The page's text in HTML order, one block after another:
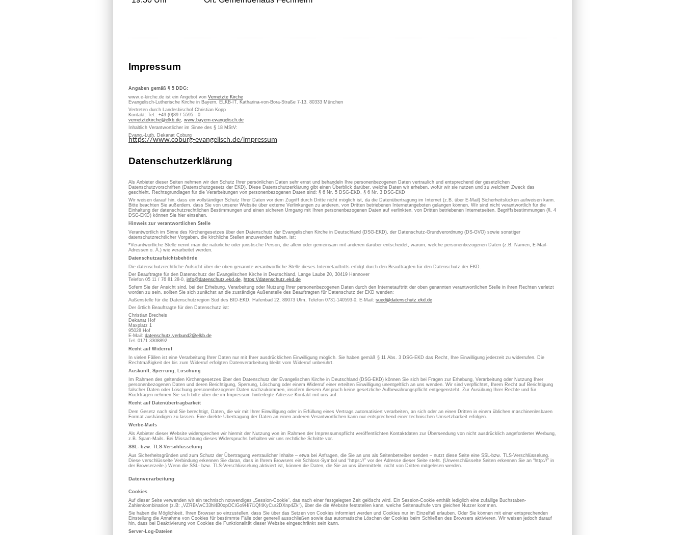
Impressum
Angaben gemäß § 5 DDG:
www.e-kirche.de ist ein Angebot von Vernetzte Kirche
Evangelisch-Lutherische Kirche in Bayern, ELKB-IT, Katharina-von-Bora-Straße 7-13, 80333 München
Vertreten durch Landesbischof Christian Kopp
Kontakt: Tel.: +49 (0)89 / 5595 - 0
vernetztekirche@elkb.de, www.bayern-evangelisch.de
Inhaltlich Verantwortlicher im Sinne des § 18 MStV:
Evang.-Luth. Dekanat Coburg
https://www.coburg-evangelisch.de/impressum
Datenschutzerklärung
Als Anbieter dieser Seiten nehmen wir den Schutz Ihrer persönlichen Daten sehr ernst und behandeln Ihre personenbezogenen Daten vertraulich und entsprechend der gesetzlichen
Datenschutzvorschriften (Datenschutzgesetz der EKD). Diese Datenschutzerklärung gibt einen Überblick darüber, welche Daten wir erheben, wofür wir sie nutzen und zu welchem Zweck das
geschieht. Rechtsgrundlagen für die Verarbeitungen von personenbezogenen Daten sind: § 6 Nr. 5 DSG-EKD, § 6 Nr. 3 DSG-EKD
Wir weisen darauf hin, dass ein vollständiger Schutz Ihrer Daten vor dem Zugriff durch Dritte nicht möglich ist, da die Datenübertragung im Internet (z.B. über E-Mail) Sicherheitslücken aufweisen kann.
Bitte beachten Sie außerdem, dass Sie von unserer Website über externe Verlinkungen zu anderen, von Dritten betriebenen Internetangeboten gelangen können. Wir sind nicht verantwortlich für die
Einhaltung der datenschutzrechtlichen Bestimmungen und einen sicheren Umgang mit Ihren personenbezogenen Daten auf verlinkten, von Dritten betriebenen Internetseiten. Begriffsbestimmungen (§. 4
DSG-EKD) können Sie hier einsehen.
Hinweis zur verantwortlichen Stelle
Verantwortlich im Sinne des Kirchengesetzes über den Datenschutz der Evangelischen Kirche in Deutschland (DSG-EKD), der Datenschutz-Grundverordnung (DS-GVO) sowie sonstiger
datenschutzrechtlicher Vorgaben, die kirchliche Stellen anzuwenden haben, ist:
*Verantwortliche Stelle nennt man die natürliche oder juristische Person, die allein oder gemeinsam mit anderen darüber entscheidet, warum, welche personenbezogenen Daten (z.B. Namen, E-Mail-
Adressen o. Ä.) wie verarbeitet werden.
Datenschutzaufsichtsbehörde
Die datenschutzrechtliche Aufsicht über die oben genannte verantwortliche Stelle dieses Internetauftritts erfolgt durch den Beauftragten für den Datenschutz der EKD.
Der Beauftragte für den Datenschutz der Evangelischen Kirche in Deutschland, Lange Laube 20, 30419 Hannover
Telefon 05 11 / 76 81 28-0, info@datenschutz.ekd.de, https://datenschutz.ekd.de
Sofern Sie der Ansicht sind, bei der Erhebung, Verarbeitung oder Nutzung Ihrer personenbezogenen Daten durch den Internetauftritt der oben genannten verantwortlichen Stelle in ihren Rechten verletzt
worden zu sein, sollten Sie sich zunächst an die zuständige Außenstelle des Beauftragten für Datenschutz der EKD wenden:
Außenstelle für die Datenschutzregion Süd des BfD-EKD, Hafenbad 22, 89073 Ulm, Telefon 0731-140593-0, E-Mail: sued@datenschutz.ekd.de
Der örtlich Beauftragte für den Datenschutz ist:
Christian Brecheis
Dekanat Hof
Maxplatz 1
95028 Hof
E-Mail: datenschutz.verbund2@elkb.de
Tel. 0171 3308892
Recht auf Widerruf
In vielen Fällen ist eine Verarbeitung Ihrer Daten nur mit Ihrer ausdrücklichen Einwilligung möglich. Sie haben gemäß § 11 Abs. 3 DSG-EKD das Recht, Ihre Einwilligung jederzeit zu widerrufen. Die
Rechtmäßigkeit der bis zum Widerruf erfolgten Datenverarbeitung bleibt vom Widerruf unberührt.
Auskunft, Sperrung, Löschung
Im Rahmen des geltenden Kirchengesetzes über den Datenschutz der Evangelischen Kirche in Deutschland (DSG-EKD) können Sie sich bei Fragen zur Erhebung, Verarbeitung oder Nutzung Ihrer
personenbezogenen Daten und deren Berichtigung, Sperrung, Löschung oder einem Widerruf einer erteilten Einwilligung unentgeltlich an uns wenden. Wir sind verpflichtet, Ihrem Recht auf Berichtigung
falscher Daten oder Löschung personenbezogener Daten nachzukommen, insofern diesem Anspruch keine gesetzliche Aufbewahrungspflicht entgegensteht. Zur Ausübung Ihrer Rechte und für
Rückfragen nehmen Sie sich bitte über die im Impressum hinterlegte Adresse Kontakt mit uns auf.
Recht auf Datenübertragbarkeit
Dem Gesetz nach sind Sie berechtigt, Daten, die wir mit Ihrer Einwilligung oder in Erfüllung eines Vertrags automatisiert verarbeiten, an sich oder an einen Dritten in einem üblichen maschinenlesbaren
Format aushändigen zu lassen. Eine direkte Übertragung der Daten an einen anderen Verantwortlichen kann nur entsprechend einer technischen Umsetzbarkeit erfolgen.
Werbe-Mails
Als Anbieter dieser Website widersprechen wir hiermit der Nutzung von im Rahmen der Impressumspflicht veröffentlichten Kontaktdaten zur Übersendung von nicht ausdrücklich angeforderter Werbung,
z.B. Spam-Mails. Bei Missachtung dieses Widerspruchs behalten wir uns rechtliche Schritte vor.
SSL- bzw. TLS-Verschlüsselung
Aus Sicherheitsgründen und zum Schutz der Übertragung vertraulicher Inhalte – etwa bei Anfragen, die Sie an uns als Seitenbetreiber senden – nutzt diese Seite eine SSL-bzw. TLS-Verschlüsselung.
Diese verschlüsselte Verbindung erkennen Sie daran, dass in Ihrem Browsers ein Schloss-Symbol und “https://” vor der Adresse dieser Seite steht. (Unverschlüsselte Seiten erkennen Sie an “http://” in
der Browserzeile.) Wenn die SSL- bzw. TLS-Verschlüsselung aktiviert ist, können die Daten, die Sie an uns übermitteln, nicht von Dritten mitgelesen werden.
Datenverarbeitung
Cookies
Auf dieser Seite verwenden wir ein technisch notwendiges „Session-Cookie“, das nach einer festgelegten Zeit gelöscht wird. Ein Session-Cookie enthält lediglich eine zufällige Buchstaben-
Zahlenkombination (z.B: „VZRBVwC33hl4B0opOCiGo9Hi7i1Qf4KyCur2DXnp4Zk“), über die die Website feststellen kann, welche Seitenaufrufe vom gleichen Nutzer kommen.
Sie haben die Möglichkeit, Ihren Browser so einzustellen, dass Sie über das Setzen von Cookies informiert werden und Cookies nur im Einzelfall erlauben. Oder Sie können mit einer entsprechenden
Einstellung die Annahme von Cookies für bestimmte Fälle oder generell ausschließen sowie das automatische Löschen der Cookies beim Schließen des Browsers aktivieren. Wir weisen jedoch darauf
hin, dass bei Deaktivierung von Cookies die Funktionalität dieser Website eingeschränkt sein kann.
Server-Log-Dateien